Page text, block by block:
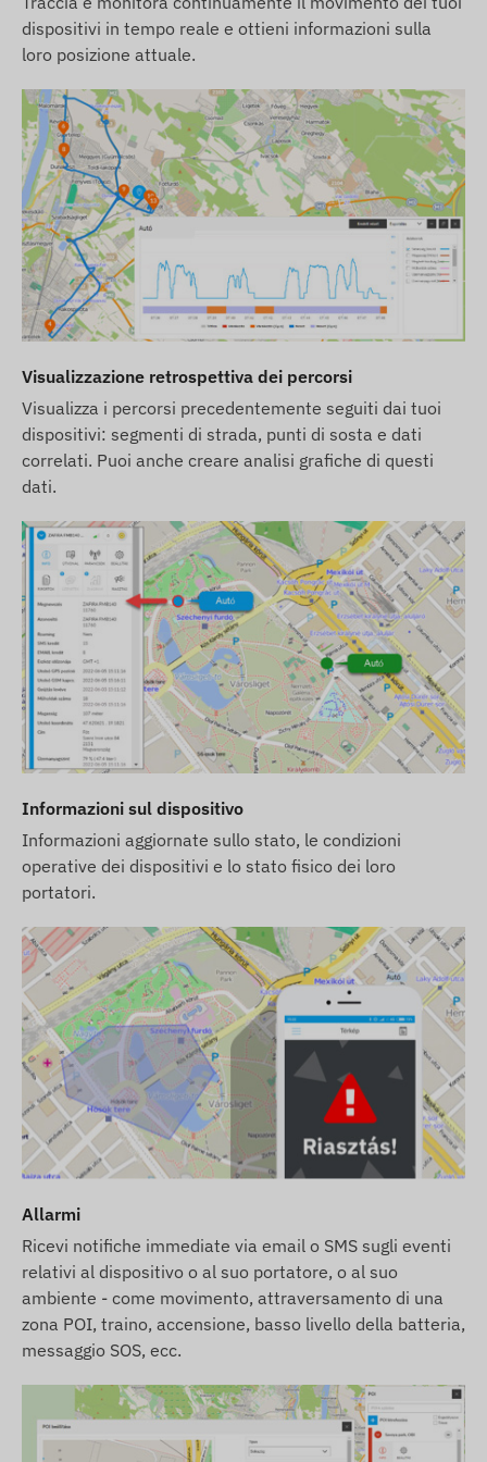
di errori. Il produttore si riserva il diritto di
modificare alcuni parametri del prodotto o del suo
imballaggio senza preavviso - l'aggiornamento di
questi dati sul nostro sito web avviene dopo la
rilevazione e la valutazione di tali modifiche.
dispositivi in tempo reale e ottieni informazioni sulla
loro posizione attuale.
Visualizzazione retrospettiva dei percorsi
Visualizza i percorsi precedentemente seguiti dai tuoi
dispositivi: segmenti di strada, punti di sosta e dati
correlati. Puoi anche creare analisi grafiche di questi
dati.
Informazioni sul dispositivo
Informazioni aggiornate sullo stato, le condizioni
operative dei dispositivi e lo stato fisico dei loro
portatori.
Allarmi
Ricevi notifiche immediate via email o SMS sugli eventi
relativi al dispositivo o al suo portatore, o al suo
ambiente - come movimento, attraversamento di una
zona POI, traino, accensione, basso livello della batteria,
messaggio SOS, ecc.